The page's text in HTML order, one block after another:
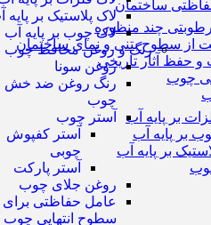
ساختمان
چند منظوره
از سطوح بتنی و نمای ساختمان
حفظ آثار تاریخی
چوب
بر پایه آب
بر پایه آب
بر پایه آب
لاک پلاستیک بر پایه
لاک چوب بر پایه آب
رنگ و روغن محافظ چوب
روغن سونا
رنگ روغن ضد خش
چوب
آستر چوب
آستر کفپوش
چوبی
آستر پارکت
روغن جلای چوب
عامل حفاظتی برای
سطوح انتهایی چوب